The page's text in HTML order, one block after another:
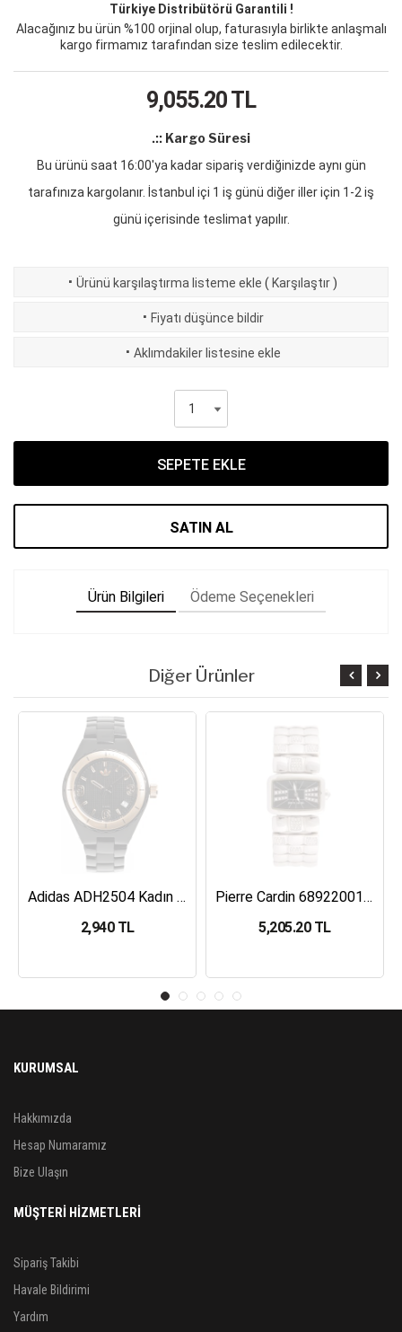
Türkiye Distribütörü Garantili !
Alacağınız bu ürün %100 orjinal olup, faturasıyla birlikte anlaşmalı
kargo firmamız tarafından size teslim edilecektir.
9,055.20TL
.:: Kargo Süresi
Bu ürünü saat 16:00'ya kadar sipariş verdiğinizde aynı gün
tarafınıza kargolanır. İstanbul içi 1 iş günü diğer iller için 1-2 iş
günü içerisinde teslimat yapılır.
· Ürünü karşılaştırma listeme ekle ( Karşılaştır )
· Fiyatı düşünce bildir
· Aklımdakiler listesine ekle
SEPETE EKLE
SATIN AL
Ürün Bilgileri Ödeme Seçenekleri
Diğer Ürünler
Adidas ADH2504 Kadın Kol Saati
2,940 TL
Pierre Cardin 68922001 Kadın Kol Saati
5,205.20 TL
KURUMSAL
Hakkımızda
Hesap Numaramız
Bize Ulaşın
MÜŞTERİ HİZMETLERİ
Sipariş Takibi
Havale Bildirimi
Yardım